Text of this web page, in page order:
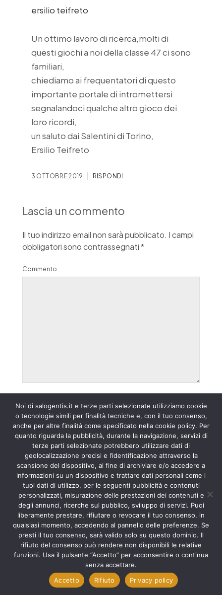
ersilio teifreto
Un ottimo lavoro di ricerca,molti di
questi giochi a noi della classe 47 ci sono
familiari,
chiediamo ai frequentatori di questo
importante portale di intromettersi
segnalandoci qualche altro gioco dei
loro ricordi,
un saluto dai Salentini di Torino,
Ersilio Teifreto
3 OTTOBRE 2019 RISPONDI
Lascia un commento
Il tuo indirizzo email non sarà pubblicato. I campi
obbligatori sono contrassegnati*
Commento
Nome*
Email*
Sito web
Salva il mio nome, email e sito web in questo browser per la
prossima volta che commento.
Noi di salogentis.it e terze parti selezionate utilizziamo cookie
o tecnologie simili per finalità tecniche e, con il tuo consenso,
anche per altre finalità come specificato nella cookie policy. Per
quanto riguarda la pubblicità, durante la navigazione, servizi di
terze parti selezionate potrebbero utilizzare dati di
geolocalizzazione precisi e l’identificazione attraverso la
scansione del dispositivo, al fine di archiviare e/o accedere a
informazioni su un dispositivo e trattare dati personali come i
tuoi dati di utilizzo, per le seguenti pubblicità e contenuti
personalizzati, misurazione delle prestazioni dei contenuti e
degli annunci, ricerche sul pubblico, sviluppo di servizi. Puoi
liberamente prestare, rifiutare o revocare il tuo consenso, in
qualsiasi momento, accedendo al pannello delle preferenze. Se
presti il tuo consenso, sarà valido solo su questo dominio. Il
rifiuto del consenso può rendere non disponibili le relative
funzioni. Usa il pulsante “Accetto” per acconsentire o continua
senza accettare.
Accetto
Rifiuto Privacy policy